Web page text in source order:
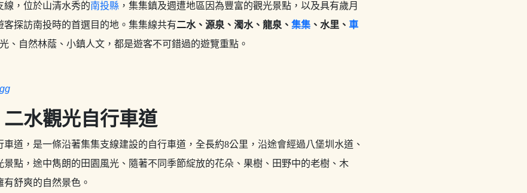
線，位於山清水秀的南投縣 ，集集鎮及週遭地區因為豐富的觀光景點，以及具有歲月
客探訪南投時的首選目的地。集集線共有二水、源泉、濁水、龍泉、 集集、水里、 車
、自然林蔭、小鎮人文，都是遊客不可錯過的遊覽重點。
水觀光自行車道
道，是一條沿著集集支線建設的自行車道，全長約8公里，沿途會經過八堡圳水道、
景點，途中雋朗的田園風光、隨著不同季節綻放的花朵、果樹、田野中的老樹、木
舒爽的自然景色。